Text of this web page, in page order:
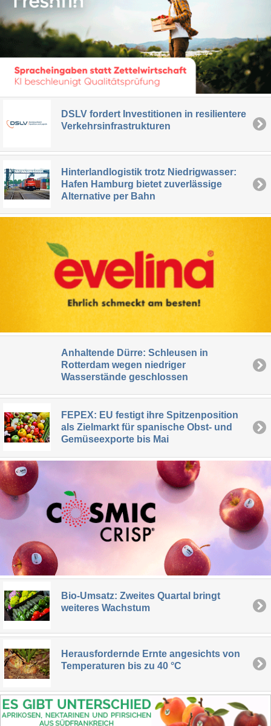
DSLV fordert Investitionen in resilientere
Verkehrsinfrastrukturen
Hinterlandlogistik trotz Niedrigwasser:
Hafen Hamburg bietet zuverlässige
Alternative per Bahn
Anhaltende Dürre: Schleusen in
Rotterdam wegen niedriger
Wasserstände geschlossen
FEPEX: EU festigt ihre Spitzenposition
als Zielmarkt für spanische Obst- und
Gemüseexporte bis Mai
Bio-Umsatz: Zweites Quartal bringt
weiteres Wachstum
Herausfordernde Ernte angesichts von
Temperaturen bis zu 40 °C